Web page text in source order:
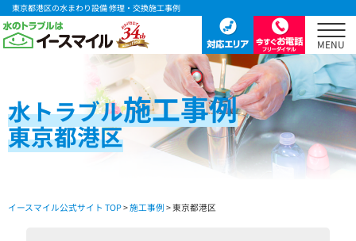
東京都港区の水まわり設備 修理・交換施工事例
水トラブル施工事例
東京都港区
イースマイル公式サイト TOP>施工事例 > 東京都港区